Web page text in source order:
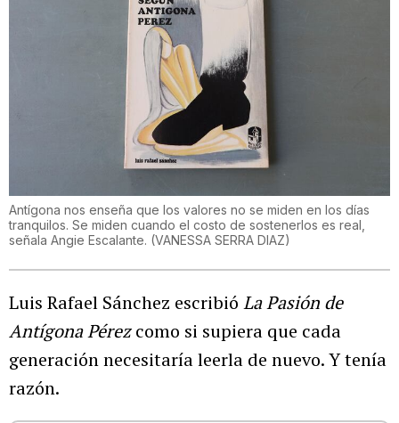
Antígona nos enseña que los valores no se miden en los días
tranquilos. Se miden cuando el costo de sostenerlos es real,
señala Angie Escalante. (VANESSA SERRA DIAZ)
Luis Rafael Sánchez escribió La Pasión de
Antígona Pérezcomo si supiera que cada
generación necesitaría leerla de nuevo. Y tenía
razón.